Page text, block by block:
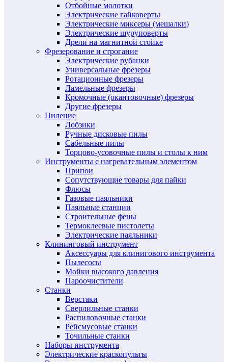
Отбойные молотки
Электрические гайковерты
Электрические миксеры (мешалки)
Электрические шуруповерты
Дрели на магнитной стойке
Фрезерование и строгание
Электрические рубанки
Универсальные фрезеры
Ротационные фрезеры
Ламельные фрезеры
Кромочные (окантовочные) фрезеры
Другие фрезеры
Пиление
Лобзики
Ручные дисковые пилы
Сабельные пилы
Торцово-усовочные пилы и столы к ним
Инструменты с нагревательным элементом
Припои
Сопутствующие товары для пайки
Флюсы
Газовые паяльники
Паяльные станции
Строительные фены
Термоклеевые пистолеты
Электрические паяльники
Клининговый инструмент
Аксессуары для клинигового инструмента
Пылесосы
Мойки высокого давления
Пароочистители
Станки
Верстаки
Сверлильные станки
Распиловочные станки
Рейсмусовые станки
Точильные станки
Наборы инструмента
Электрические краскопульты